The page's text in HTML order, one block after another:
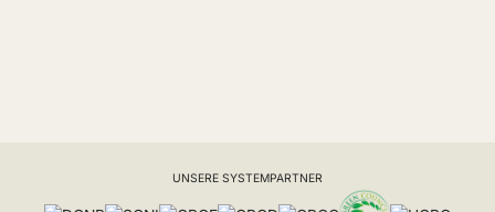
UNSERE SYSTEMPARTNER